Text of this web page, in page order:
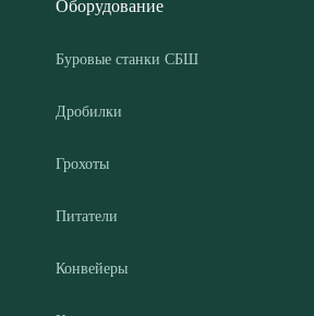
Оборудование
Буровые станки СБШ
Дробилки
Грохоты
Питатели
Конвейеры